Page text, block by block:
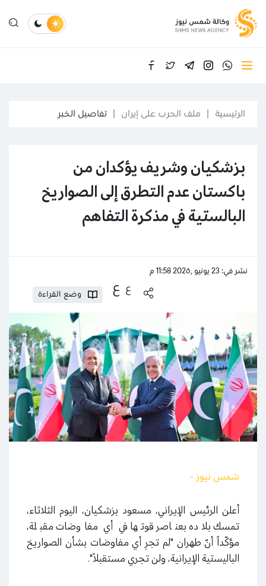
الرئيسية ملف الحرب على إيران تفاصيل الخبر
بزشكيان وشريف يؤكدان من
باكستان عدم التطرق إلى الصواريخ
البالستية في مذكرة التفاهم
نشر في: 23 يونيو ,2026 11:58 م
ع ع
وضع القراءة
شمس نيوز -
أعلن الرئيس الإيراني، مسعود بزشكيان، اليوم الثلاثاء،
تمسك بلاده بعناصر قوتها في أي مفاوضات مقبلة،
مؤكّداً أنّ طهران "لم تجرِ أي مفاوضات بشأن الصواريخ
الباليستية الإيرانية، ولن تجري مستقبلاً".